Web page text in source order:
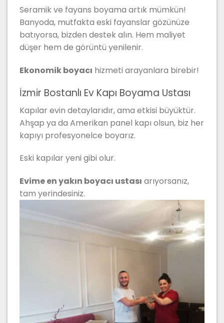
Seramik ve fayans boyama artık mümkün!
Banyoda, mutfakta eski fayanslar gözünüze
batıyorsa, bizden destek alın. Hem maliyet
düşer hem de görüntü yenilenir.
Ekonomik boyacı hizmeti arayanlara birebir!
İzmir Bostanlı Ev Kapı Boyama Ustası
Kapılar evin detaylarıdır, ama etkisi büyüktür.
Ahşap ya da Amerikan panel kapı olsun, biz her
kapıyı profesyonelce boyarız.
Eski kapılar yeni gibi olur.
Evime en yakın boyacı ustası arıyorsanız,
tam yerindesiniz.